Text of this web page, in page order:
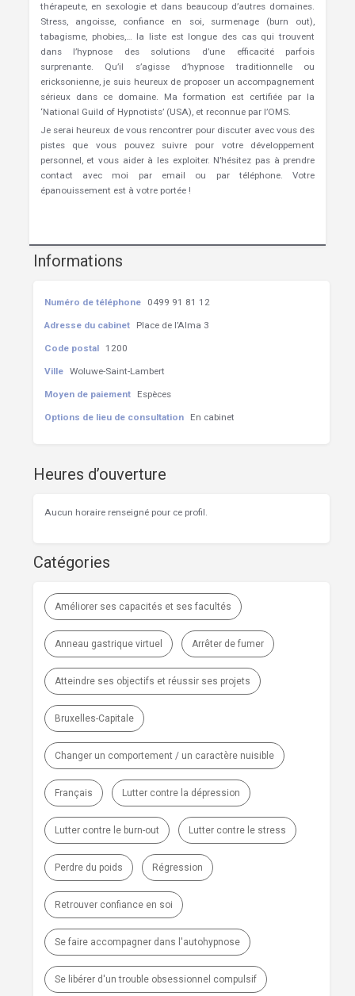
thérapeute, en sexologie et dans beaucoup d’autres domaines.
Stress, angoisse, confiance en soi, surmenage (burn out),
tabagisme, phobies,… la liste est longue des cas qui trouvent
dans l’hypnose des solutions d’une efficacité parfois
surprenante. Qu’il s’agisse d’hypnose traditionnelle ou
ericksonienne, je suis heureux de proposer un accompagnement
sérieux dans ce domaine. Ma formation est certifiée par la
‘National Guild of Hypnotists’ (USA), et reconnue par l’OMS.
Je serai heureux de vous rencontrer pour discuter avec vous des
pistes que vous pouvez suivre pour votre développement
personnel, et vous aider à les exploiter. N’hésitez pas à prendre
contact avec moi par email ou par téléphone. Votre
épanouissement est à votre portée !
Informations
Numéro de téléphone 0499 91 81 12
Adresse du cabinet Place de l’Alma 3
Code postal 1200
Ville Woluwe-Saint-Lambert
Moyen de paiement Espèces
Options de lieu de consultation En cabinet
Heures d’ouverture
Aucun horaire renseigné pour ce profil.
Catégories
Améliorer ses capacités et ses facultés
Anneau gastrique virtuel Arrêter de fumer
Atteindre ses objectifs et réussir ses projets
Bruxelles-Capitale
Changer un comportement / un caractère nuisible
Français Lutter contre la dépression
Lutter contre le burn-out Lutter contre le stress
Perdre du poids Régression
Retrouver confiance en soi
Se faire accompagner dans l'autohypnose
Se libérer d'un trouble obsessionnel compulsif